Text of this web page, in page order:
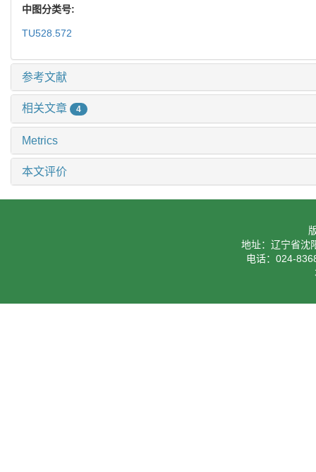
中图分类号:
TU528.572
参考文献
相关文章 4
Metrics
本文评价
地址：辽宁省沈
电话：024-